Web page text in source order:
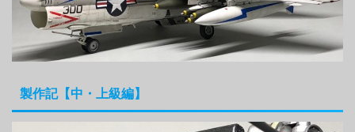
製作記【中・上級編】